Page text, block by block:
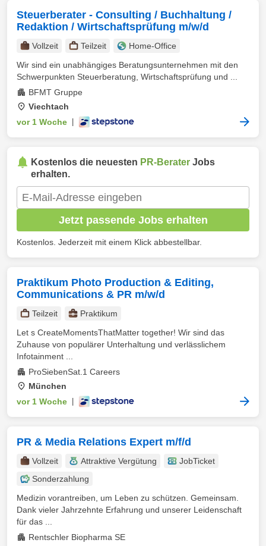
Steuerberater - Consulting / Buchhaltung /
Redaktion / Wirtschaftsprüfung m/w/d
Vollzeit Teilzeit
Home-Office
Wir sind ein unabhängiges Beratungsunternehmen mit den
Schwerpunkten Steuerberatung, Wirtschaftsprüfung und ...
BFMT Gruppe
Viechtach
vor 1 Woche
Kostenlos die neuesten PR-Berater Jobs
erhalten.
Jetzt passende Jobs erhalten
Kostenlos. Jederzeit mit einem Klick abbestellbar.
Praktikum Photo Production & Editing,
Communications & PR m/w/d
Teilzeit
Praktikum
Let s CreateMomentsThatMatter together! Wir sind das
Zuhause von populärer Unterhaltung und verlässlichem
Infotainment ...
ProSiebenSat.1 Careers
München
vor 1 Woche
PR & Media Relations Expert m/f/d
Vollzeit Attraktive Vergütung
JobTicket
Sonderzahlung
Medizin vorantreiben, um Leben zu schützen. Gemeinsam.
Dank vieler Jahrzehnte Erfahrung und unserer Leidenschaft
für das ...
Rentschler Biopharma SE